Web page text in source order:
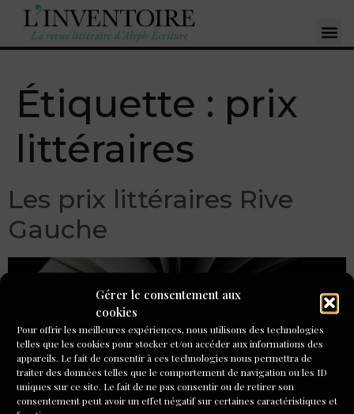
Gérer le consentement aux
cookies
Pour offrir les meilleures expériences, nous utilisons des technologies
telles que les cookies pour stocker et/ou accéder aux informations des
appareils. Le fait de consentir à ces technologies nous permettra de
traiter des données telles que le comportement de navigation ou les ID
uniques sur ce site. Le fait de ne pas consentir ou de retirer son
consentement peut avoir un effet négatif sur certaines caractéristiques et
Étiquette : prix
littéraires
Les prix littéraires Rive
Gauche